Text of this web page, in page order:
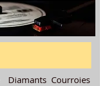
Diamants Courroies